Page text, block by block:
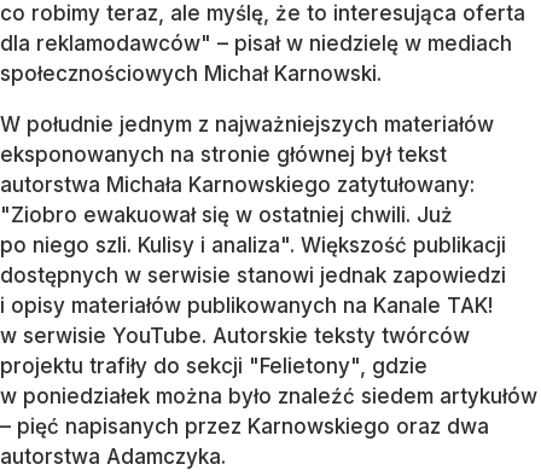
co robimy teraz, ale myślę, że to interesująca oferta
dla reklamodawców" – pisał w niedzielę w mediach
społecznościowych Michał Karnowski.
W południe jednym z najważniejszych materiałów
eksponowanych na stronie głównej był tekst
autorstwa Michała Karnowskiego zatytułowany:
"Ziobro ewakuował się w ostatniej chwili. Już
po niego szli. Kulisy i analiza". Większość publikacji
dostępnych w serwisie stanowi jednak zapowiedzi
i opisy materiałów publikowanych na Kanale TAK!
w serwisie YouTube. Autorskie teksty twórców
projektu trafiły do sekcji "Felietony", gdzie
w poniedziałek można było znaleźć siedem artykułów
– pięć napisanych przez Karnowskiego oraz dwa
autorstwa Adamczyka.